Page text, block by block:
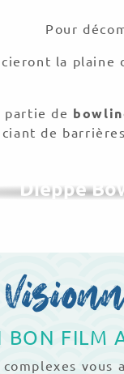
Pour
la plaine
partie de
de
Dieppe
BON FILM
complexes vous